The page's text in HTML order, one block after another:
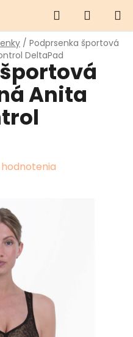
Hľadať
KOŠÍK
/ Podprsenka športová
DeltaPad
Anita